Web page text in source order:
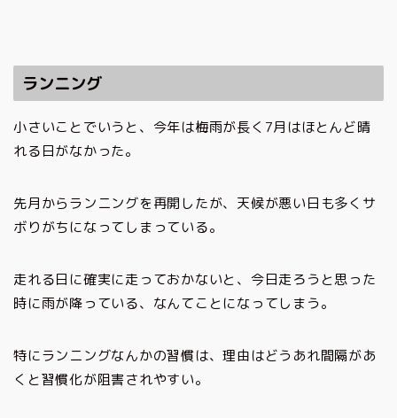
ランニング
小さいことでいうと、今年は梅雨が長く7月はほとんど晴
れる日がなかった。
先月からランニングを再開したが、天候が悪い日も多くサ
ボりがちになってしまっている。
走れる日に確実に走っておかないと、今日走ろうと思った
時に雨が降っている、なんてことになってしまう。
特にランニングなんかの習慣は、理由はどうあれ間隔があ
くと習慣化が阻害されやすい。